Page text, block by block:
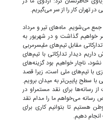
می‌شویم. ماه‌های تیر و مرداد
خواهیم گذاشت و در شهریور به
مقابل تیم‌های ملیسرمربی
دیدار تدارکاتی با تیم‌های
ناچار خواهیم بود گزینه‌های
با تیم‌های ملی است، زیرا قصد
با سطح پایین‌تر به میدان برویم.
رسانه‌ها برای نقد مستمراو در
رسانه می‌خواهم ما را مدام نقد
هستیم تا بتوانیم کاری برای
دهیم.